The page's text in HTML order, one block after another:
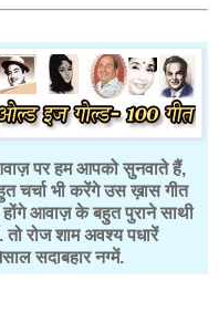
पर हम आपको सुनवाते हैं,
चर्चा भी करेंगे उस ख़ास गीत
आवाज़ के बहुत पुराने साथी
रोज शाम अवश्य पधारें
सदाबहार नग्में.